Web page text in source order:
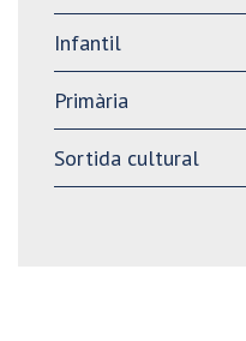
Infantil
Primària
Sortida cultural